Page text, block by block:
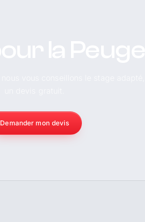
Demander mon devis